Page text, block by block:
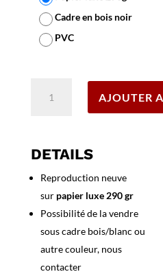
Cadre en bois noir
PVC
Lugano
Vendanges
AJOUTER
DETAILS
Reproduction neuve
sur papier luxe 290 gr
Possibilité de la vendre
sous cadre bois/blanc ou
autre couleur, nous
contacter